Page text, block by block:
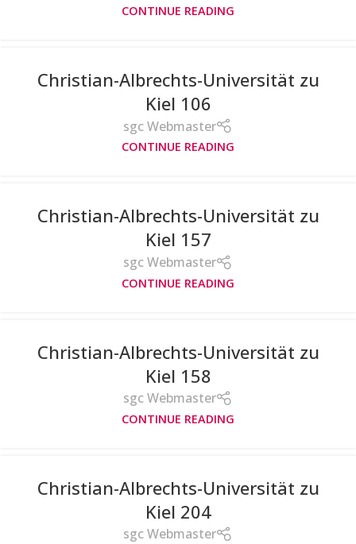
CONTINUE READING
Christian-Albrechts-Universität zu
Kiel 106
sgc Webmaster
CONTINUE READING
Christian-Albrechts-Universität zu
Kiel 157
sgc Webmaster
CONTINUE READING
Christian-Albrechts-Universität zu
Kiel 158
sgc Webmaster
CONTINUE READING
Christian-Albrechts-Universität zu
Kiel 204
sgc Webmaster